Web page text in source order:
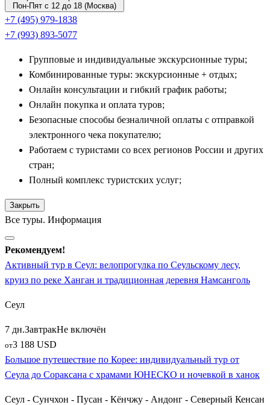
уникальным музеем Музей САН, гармонично
вписанным в горный ландшафт.
Для тех, кто интересуется современной историей и
геополитикой, незабываемым опытом станет поездка на
границу с Северной Кореей. Экскурсия в знаменитую
Демилитаризованную зону
аббревиатурой
) в индивидуальном формате позволяет
площадки с видами на территорию КНДР и исторические
Транзитные возможности и комбинированные
маршруты
легко совмещать путешествие по полуострову с посещением
других знаковых мегаполисов Азии. Транзитные путевки из
Москвы часто включают удобные стыковки, что дает
провести несколько дней в Китае. Вы можете разнообразить
свой отпуск, добавив в программу величественный
исторический
изысканный
с его знаменитым озером Сиху. Также
среди транзитных авиамаршрутов популярностью пользуется
варианты перелетов.
Пон-Пят с 12 до 18 (Москва)
+7 (495) 979-1838
+7 (993) 893-5077
Групповые и индивидуальные экскурсионные туры;
Комбинированные туры: экскурсионные + отдых;
Онлайн консультации и гибкий график работы;
Онлайн покупка и оплата туров;
Безопасные способы безналичной оплаты с отправкой
электронного чека покупателю;
Работаем с туристами со всех регионов России и других
стран;
Полный комплекс туристских услуг;
Закрыть
Все туры. Информация
Рекомендуем!
Активный тур в Сеул: велопрогулка по Сеульскому лесу,
круиз по реке Ханган и традиционная деревня Намсанголь
Сеул
7 дн.ЗавтракНе включён
от3 188 USD
Большое путешествие по Корее: индивидуальный тур от
Сеула до Сораксана с храмами ЮНЕСКО и ночевкой в ханок
Сеул - Сунчхон - Пусан - Кёнчжу - Андонг - Северный Кенсан